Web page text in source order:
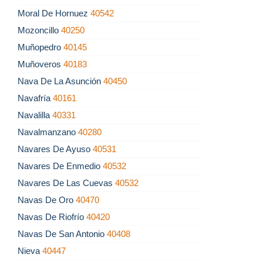
Moral De Hornuez 40542
Mozoncillo 40250
Muñopedro 40145
Muñoveros 40183
Nava De La Asunción 40450
Navafría 40161
Navalilla 40331
Navalmanzano 40280
Navares De Ayuso 40531
Navares De Enmedio 40532
Navares De Las Cuevas 40532
Navas De Oro 40470
Navas De Riofrío 40420
Navas De San Antonio 40408
Nieva 40447